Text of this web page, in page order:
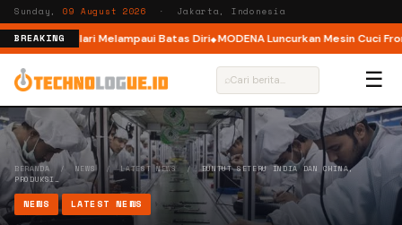
Sunday, 09 August 2026 · Jakarta, Indonesia
BREAKING
Ajak Pelari Melampaui Batas Diri MODENA Luncurkan Mesin Cuci
⌕ ☰
BERANDA /NEWS/LATEST NEWS/BUNTUT SETERU INDIA DAN CHINA,
PRODUKSI…
NEWS LATEST NEWS